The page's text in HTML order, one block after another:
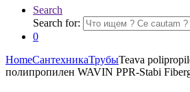
Search
Search for:
0
HomeСантехникаТрубыTeava
полипропилен WAVIN PPR-Stabi